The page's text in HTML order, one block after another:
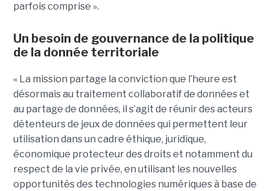
parfois comprise ».
Un besoin de gouvernance de la politique
de la donnée territoriale
« La mission partage la conviction que l’heure est
désormais au traitement collaboratif de données et
au partage de données, il s’agit de réunir des acteurs
détenteurs de jeux de données qui permettent leur
utilisation dans un cadre éthique, juridique,
économique protecteur des droits et notamment du
respect de la vie privée, en utilisant les nouvelles
opportunités des technologies numériques à base de